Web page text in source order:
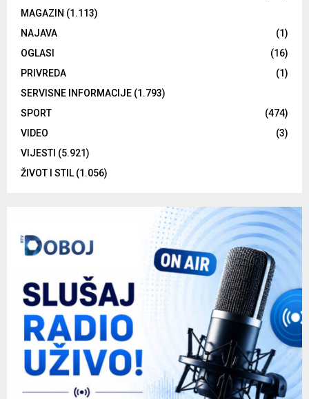
MAGAZIN (1.113)
NAJAVA
(1)
OGLASI
(16)
PRIVREDA
(1)
SERVISNE INFORMACIJE (1.793)
SPORT
(474)
VIDEO
(3)
VIJESTI (5.921)
ŽIVOT I STIL(1.056)